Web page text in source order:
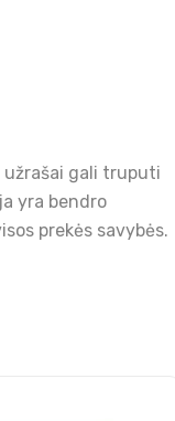
užrašai gali truputi
yra bendro
prekės savybės.